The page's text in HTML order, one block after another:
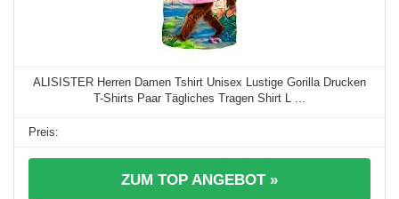
ALISISTER Herren Damen Tshirt Unisex Lustige Gorilla Drucken
T-Shirts Paar Tägliches Tragen Shirt L ...
ZUM TOP ANGEBOT »